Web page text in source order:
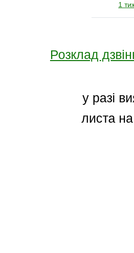
1
Розклад
у разі
листа